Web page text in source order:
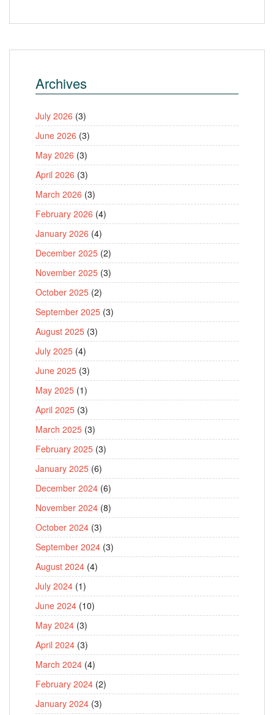
Archives
July 2026 (3)
June 2026 (3)
May 2026 (3)
April 2026 (3)
March 2026 (3)
February 2026 (4)
January 2026 (4)
December 2025 (2)
November 2025 (3)
October 2025 (2)
September 2025 (3)
August 2025 (3)
July 2025 (4)
June 2025 (3)
May 2025 (1)
April 2025 (3)
March 2025 (3)
February 2025 (3)
January 2025 (6)
December 2024 (6)
November 2024 (8)
October 2024 (3)
September 2024 (3)
August 2024 (4)
July 2024 (1)
June 2024 (10)
May 2024 (3)
April 2024 (3)
March 2024 (4)
February 2024 (2)
January 2024 (3)